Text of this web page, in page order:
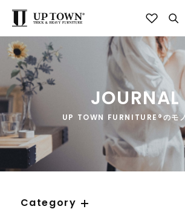
JOURNAL
UP TOWN FURNITURE®のモ
Category